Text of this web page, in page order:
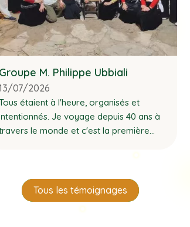
Groupe M. Philippe Ubbiali
07/2026
étaient à l'heure, organisés et
Je voyage depuis 40 ans à
le monde et c'est la première
Tous les témoignages